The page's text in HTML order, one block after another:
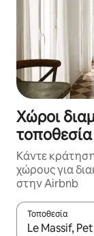
Χώροι
Κάντε
χώρους για
στην Airbnb
Τοποθεσία
Όταν τα